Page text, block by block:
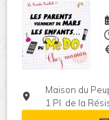
Maison du
1 Pl. de la